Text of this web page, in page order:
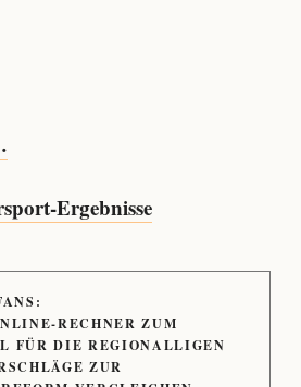
Ergebnisse
RECHNER ZUM
FÜR DIE REGIONALLIGEN
ZUR